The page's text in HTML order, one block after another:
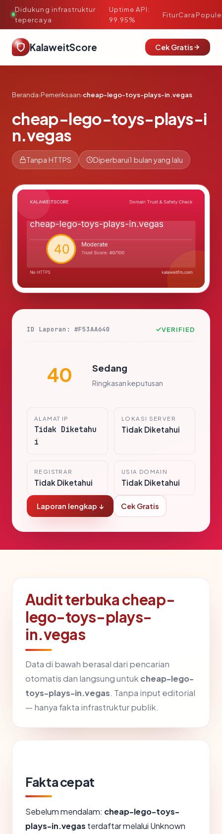
Didukung infrastruktur
tepercaya
·
Uptime API:
99.95%
FiturCara
KalaweitScore Cek Gratis
Beranda›Pemeriksaan›cheap-lego-toys-plays-in.vegas
cheap-lego-toys-plays-i
n.vegas
Tanpa HTTPS Diperbarui1 bulan yang lalu
ID Laporan: #F53AA640 VERIFIED
40 Sedang
Ringkasan keputusan
ALAMAT IP
Tidak Diketahu
i
LOKASI SERVER
Tidak Diketahui
REGISTRAR
Tidak Diketahui
USIA DOMAIN
Tidak Diketahui
Laporan lengkap ↓ Cek Gratis
Audit terbuka cheap-
lego-toys-plays-
in.vegas
Data di bawah berasal dari pencarian
otomatis dan langsung untukcheap-lego-
toys-plays-in.vegas. Tanpa input editorial
— hanya fakta infrastruktur publik.
Fakta cepat
Sebelum mendalam: cheap-lego-toys-
plays-in.vegas terdaftar melalui Unknown